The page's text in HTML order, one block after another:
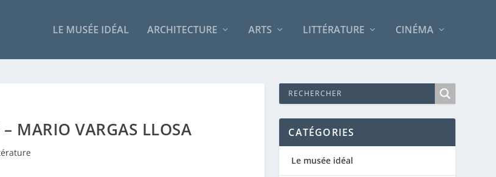
LE MUSÉE IDÉAL ARCHITECTURE ARTS LITTÉRATURE CINÉMA
– MARIO VARGAS LLOSA CATÉGORIES
Le musée idéal